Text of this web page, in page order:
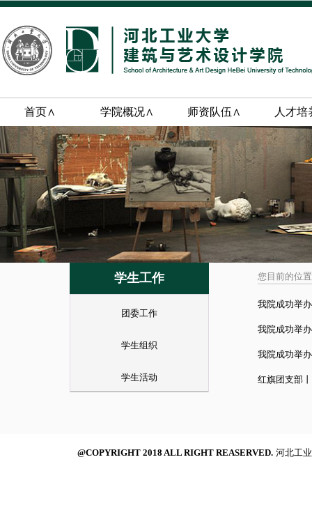
首页∧ 学院概况∧ 师资队伍∧ 人才
学生工作
团委工作
学生组织
学生活动
您目前的位
我院成功举
我院成功举
我院成功举
红旗团支部
@COPYRIGHT 2018 ALL RIGHT REASERVED. 河北工